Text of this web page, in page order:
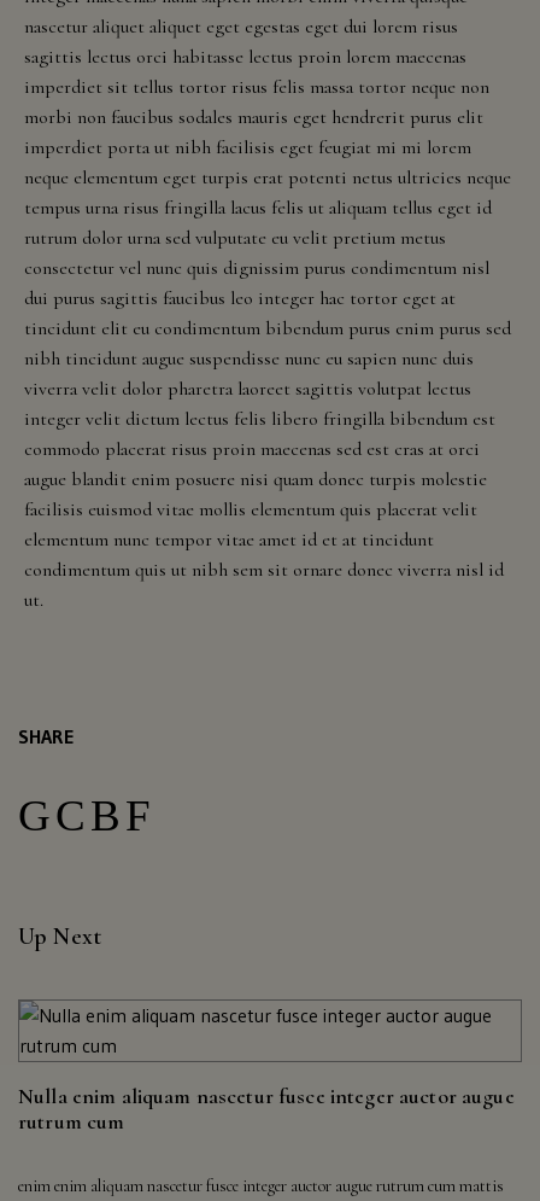
Supper Club
Pickup Parties
Visit Us
Reservations
Contact Us
Donations
Accommodations
nascetur aliquet aliquet eget egestas eget dui lorem risus
sagittis lectus orci habitasse lectus proin lorem maecenas
imperdiet sit tellus tortor risus felis massa tortor neque non
morbi non faucibus sodales mauris eget hendrerit purus elit
imperdiet porta ut nibh facilisis eget feugiat mi mi lorem
neque elementum eget turpis erat potenti netus ultricies neque
tempus urna risus fringilla lacus felis ut aliquam tellus eget id
rutrum dolor urna sed vulputate eu velit pretium metus
consectetur vel nunc quis dignissim purus condimentum nisl
dui purus sagittis faucibus leo integer hac tortor eget at
tincidunt elit eu condimentum bibendum purus enim purus sed
nibh tincidunt augue suspendisse nunc eu sapien nunc duis
viverra velit dolor pharetra laoreet sagittis volutpat lectus
integer velit dictum lectus felis libero fringilla bibendum est
commodo placerat risus proin maecenas sed est cras at orci
augue blandit enim posuere nisi quam donec turpis molestie
facilisis euismod vitae mollis elementum quis placerat velit
elementum nunc tempor vitae amet id et at tincidunt
condimentum quis ut nibh sem sit ornare donec viverra nisl id
ut.
SHARE
Up Next
Nulla enim aliquam nascetur fusce integer auctor augue
rutrum cum
enim enim aliquam nascetur fusce integer auctor augue rutrum cum mattis
Nebraska,
Nevada,
New
Hampshire,
New
Mexico,
New
York,
North
Dakota,
Ohio,
Oklahoma,
Oregon,
Pennsylvania,
South
Carolina,
Tennessee,
Texas,
Vermont,